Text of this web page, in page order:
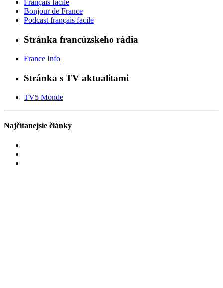
Français facile
Bonjour de France
Podcast français facile
Stránka francúzskeho rádia
France Info
Stránka s TV aktualitami
TV5 Monde
Najčítanejsie články